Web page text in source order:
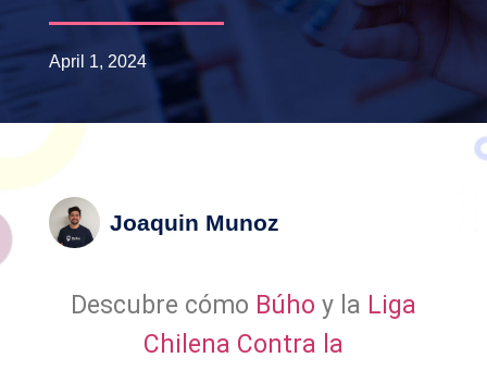
April 1, 2024
Joaquin Munoz
Descubre cómo Búho y la Liga
Chilena Contra la